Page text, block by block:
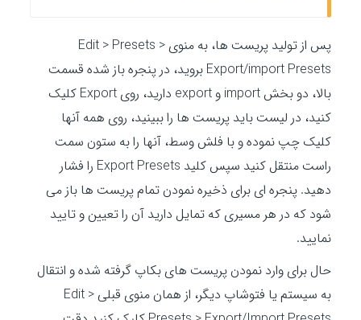
پس از تولید پریست ها، به منوی Edit > Presets >
Export/import Presets بروید، در پنجره باز شده قسمت
بالا، دو بخش import و export دارید، روی Export کلیک
کنید، در لیست باید پریست ها را ببینید، روی همه آنها
کلیک چپ نموده و با فلش وسط، آنها را به ستون سمت
راست منتقل کنید سپس کلید Export Presets را فشار
دهید. پنجره ای برای ذخیره نمودن تمام پریست ها باز می
شود که در هر مسیری که تمایل دارید آن را تعیین و تایید
نمایید.
حال برای وارد نمودن پریست های بکاپ گرفته شده و انتقال
به سیستم یا فتوشاپ دیگر، از همان منوی قبلی Edit >